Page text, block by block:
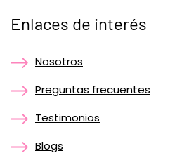
Enlaces de interés
Nosotros
Preguntas frecuentes
Testimonios
Blogs